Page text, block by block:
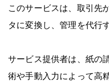
このサービスは、取引先
タに変換し、管理を代行
サービス提供者は、紙の
術や手動入力によって高